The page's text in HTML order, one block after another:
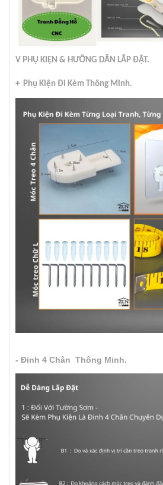
V PHỤ KIỆN & HƯỠNG DẪN LẮP ĐẶT.
+ Phụ Kiện Đi Kèm Thông Minh.
- Đinh 4 Chân Thông Minh.